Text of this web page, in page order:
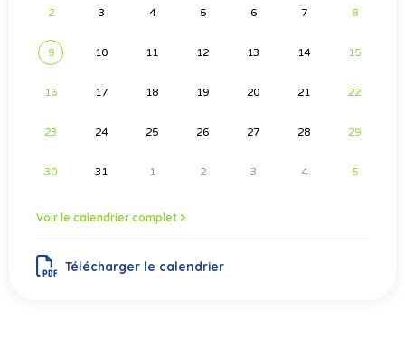
2 3 4 5 6 7 8
9 10 11 12 13 14 15
16 17 18 19 20 21 22
23 24 25 26 27 28 29
30 31 1 2 3 4 5
Voir le calendrier complet >
Télécharger le calendrier